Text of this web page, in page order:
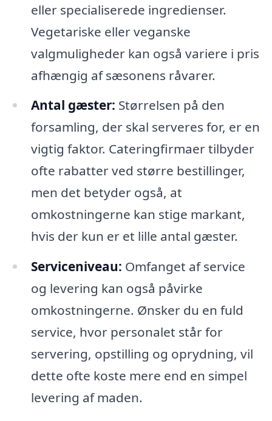
eller specialiserede ingredienser.
Vegetariske eller veganske
valgmuligheder kan også variere i pris
afhængig af sæsonens råvarer.
Antal gæster: Størrelsen på den
forsamling, der skal serveres for, er en
vigtig faktor. Cateringfirmaer tilbyder
ofte rabatter ved større bestillinger,
men det betyder også, at
omkostningerne kan stige markant,
hvis der kun er et lille antal gæster.
Serviceniveau: Omfanget af service
og levering kan også påvirke
omkostningerne. Ønsker du en fuld
service, hvor personalet står for
servering, opstilling og oprydning, vil
dette ofte koste mere end en simpel
levering af maden.